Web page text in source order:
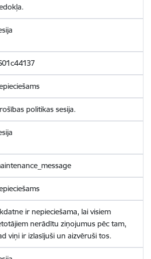
politikas sesija.
ir nepieciešama, lai visiem
nerādītu ziņojumus pēc tam,
viņi ir izlasījuši un aizvēruši tos.